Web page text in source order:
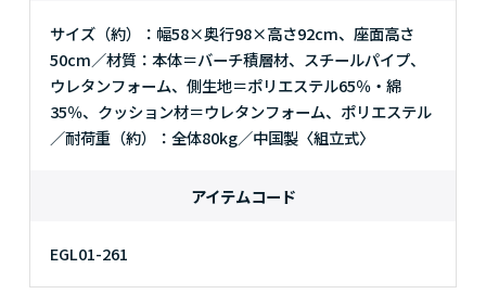
サイズ（約）：幅58×奥行98×高さ92cm、座面高さ
50cm／材質：本体＝バーチ積層材、スチールパイプ、
ウレタンフォーム、側生地＝ポリエステル65％・綿
35％、クッション材＝ウレタンフォーム、ポリエステル
／耐荷重（約）：全体80kg／中国製〈組立式〉
アイテムコード
EGL01-261